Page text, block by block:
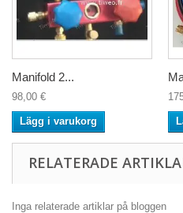
Manifold 2...
98,00 €
Lägg i varukorg
RELATERADE
Inga relaterade artiklar på bloggen